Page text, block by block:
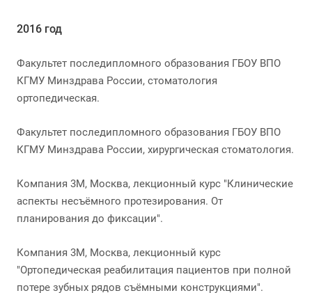
2016 год
Факультет последипломного образования ГБОУ ВПО
КГМУ Минздрава России, стоматология
ортопедическая.
Факультет последипломного образования ГБОУ ВПО
КГМУ Минздрава России, хирургическая стоматология.
Компания 3М, Москва, лекционный курс "Клинические
аспекты несъёмного протезирования. От
планирования до фиксации".
Компания 3М, Москва, лекционный курс
"Ортопедическая реабилитация пациентов при полной
потере зубных рядов съёмными конструкциями".